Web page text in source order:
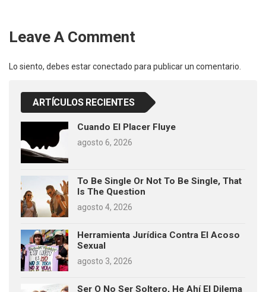
Leave A Comment
Lo siento, debes estarconectado para publicar un comentario.
ARTÍCULOS RECIENTES
Cuando El Placer Fluye
agosto 6, 2026
To Be Single Or Not To Be Single, That
Is The Question
agosto 4, 2026
Herramienta Jurídica Contra El Acoso
Sexual
agosto 3, 2026
Ser O No Ser Soltero, He Ahí El Dilema